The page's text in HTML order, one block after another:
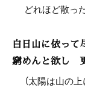
どれほど散っ
白日山に依っ
窮めんと欲し 更
（太陽は山の